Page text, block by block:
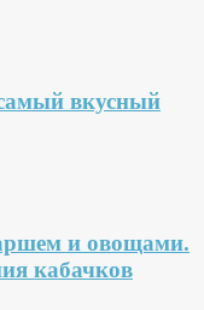
вкусный
и овощами.
кабачков